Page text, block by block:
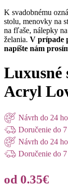
K svadobnému
stolu, menovky na
na fľaše, nálepky
želania. V prípade
napíšte nám
Luxusné
Acryl
Návrh do 24
Doručenie do
Návrh do 24
Doručenie do
od 0.35€